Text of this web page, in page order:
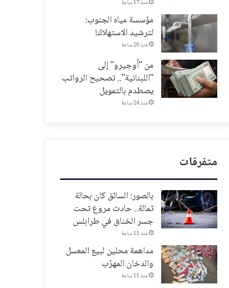
منذ 17 ساعة
مؤسسة مياه الجنوب:
لترشيد الاستهلاك!
منذ 20 ساعة
من "أوجيرو" إلى
"اللبنانية".. تصحيح الرواتب
يصطدم بالتمويل
منذ 24 ساعة
متفرقات
بالصور: السائق كان بحالة
ثمالة.. حادث مروع تحت
جسر الخناق في طرابلس
منذ 11 ساعة
مداهمة محلين لبيع المعسل
والدخان المهرّب
منذ 11 ساعة